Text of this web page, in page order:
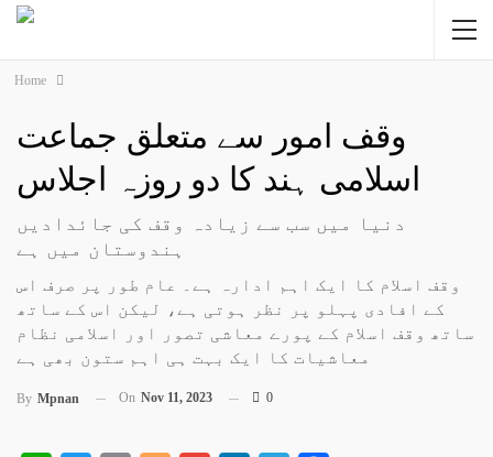
Home
وقف امور سے متعلق جماعت
اسلامی ہند کا دو روزہ اجلاس
دنیا میں سب سے زیادہ وقف کی جائدادیں
ہندوستان میں ہے
وقف اسلام کا ایک اہم ادارہ ہے۔ عام طور پر صرف اس
کے افادی پہلو پر نظر ہوتی ہے، لیکن اس کے ساتھ
ساتھ وقف اسلام کے پورے معاشی تصور اور اسلامی نظام
معاشیات کا ایک بہت ہی اہم ستون بھی ہے
By Mpnan On Nov 11, 2023 0